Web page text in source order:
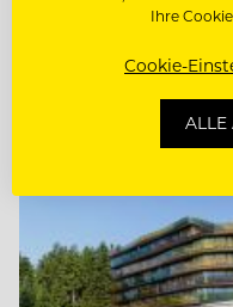
COMMIS DE
Entdecke alle Jobs
Ihre
Cookie-
ALLE